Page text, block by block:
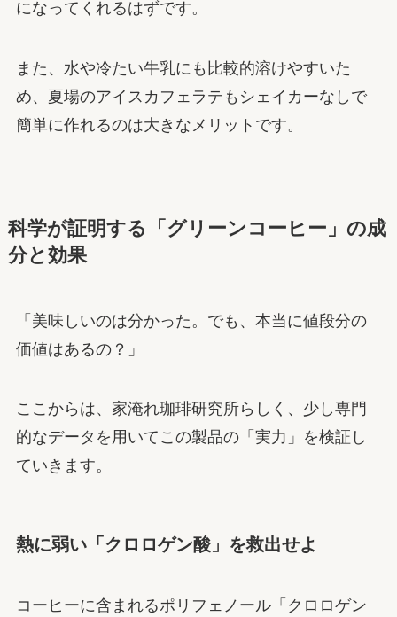
になってくれるはずです。
また、水や冷たい牛乳にも比較的溶けやすいた
め、夏場のアイスカフェラテもシェイカーなしで
簡単に作れるのは大きなメリットです。
科学が証明する「グリーンコーヒー」の成
分と効果
「美味しいのは分かった。でも、本当に値段分の
価値はあるの？」
ここからは、家淹れ珈琲研究所らしく、少し専門
的なデータを用いてこの製品の「実力」を検証し
ていきます。
熱に弱い「クロロゲン酸」を救出せよ
コーヒーに含まれるポリフェノール「クロロゲン